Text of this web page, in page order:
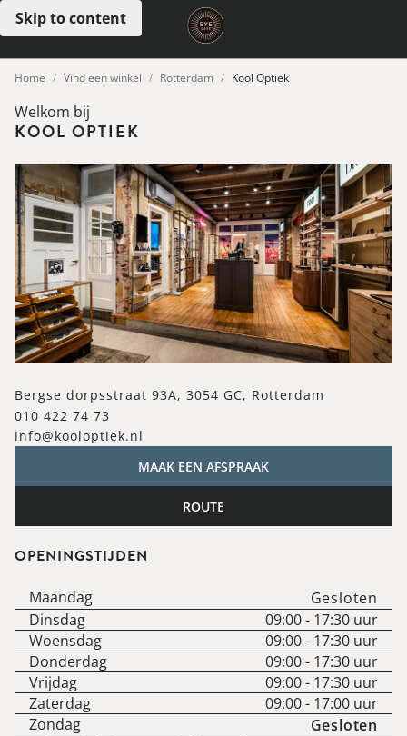
Skip to content
Open menu
Home Vind een winkel Rotterdam Kool Optiek
Welkom bij
KOOL OPTIEK
Bergse dorpsstraat 93A, 3054 GC, Rotterdam
010 422 74 73
info@kooloptiek.nl
MAAK EEN AFSPRAAK
ROUTE
OPENINGSTIJDEN
Maandag
Gesloten
Dinsdag
09:00- 17:30 uur
Woensdag
09:00- 17:30 uur
Donderdag
09:00- 17:30 uur
Vrijdag
09:00- 17:30 uur
Zaterdag
09:00- 17:00 uur
Zondag
Gesloten